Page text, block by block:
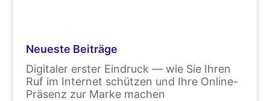
Neueste Beiträge
Digitaler erster Eindruck — wie Sie Ihren
Ruf im Internet schützen und Ihre Online-
Präsenz zur Marke machen